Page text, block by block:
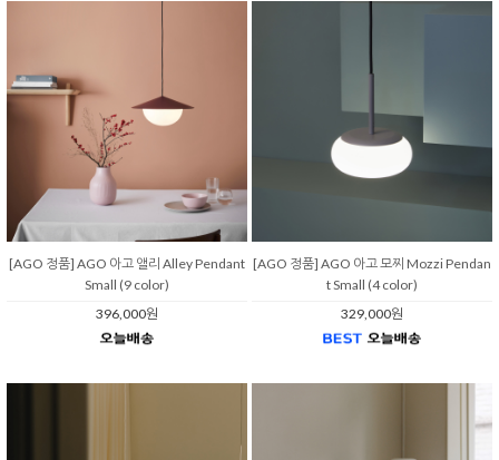
[AGO 정품] AGO 아고 앨리 Alley Pendant
Small (9 color)
396,000원
[AGO 정품] AGO 아고 모찌 Mozzi Pendan
t Small (4 color)
329,000원